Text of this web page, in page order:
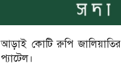
আড়াই কোটি রুপি
প্যাটেল।